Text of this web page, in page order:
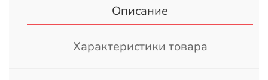
Описание
Характеристики товара